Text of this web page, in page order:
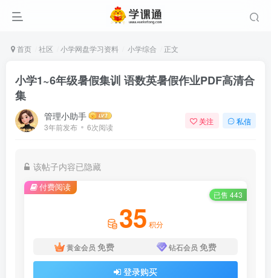
首页 社区 小学网盘学习资料 小学综合 正文
小学1~6年级暑假集训 语数英暑假作业PDF高清合
集
管理小助手
3年前发布 6次阅读
关注 私信
该帖子内容已隐藏
付费阅读
已售 443
35 积分
黄金会员 免费 钻石会员 免费
登录购买